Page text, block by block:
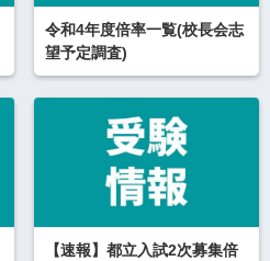
令和4年度倍率一覧(校長会志
望予定調査)
【速報】都立入試2次募集倍